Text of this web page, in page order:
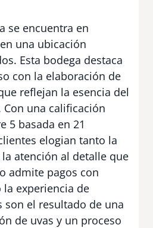
se encuentra en
una ubicación
Esta bodega destaca
con la elaboración de
reflejan la esencia del
una calificación
5 basada en 21
elogian tanto la
atención al detalle que
admite pagos con
experiencia de
son el resultado de una
de uvas y un proceso